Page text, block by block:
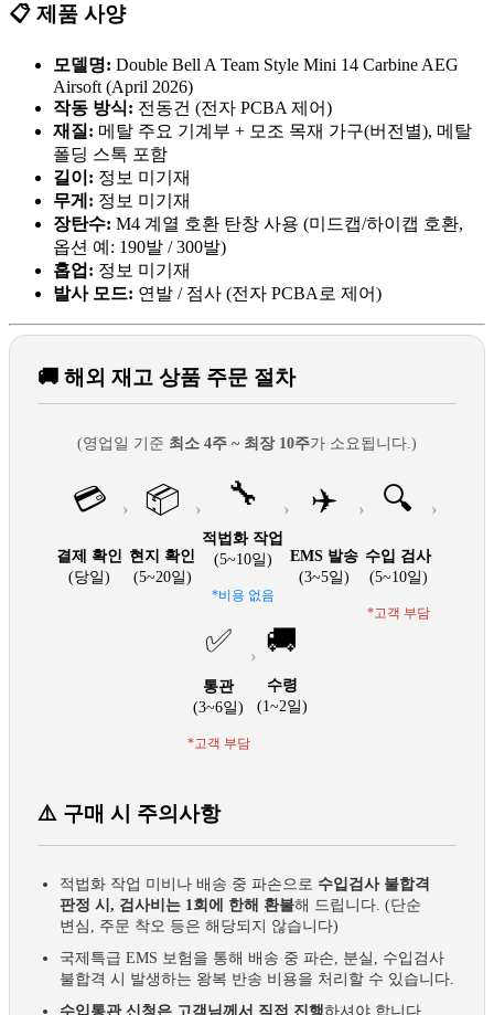
📋 제품 사양
모델명: Double Bell A Team Style Mini 14 Carbine AEG
Airsoft (April 2026)
작동 방식: 전동건 (전자 PCBA 제어)
재질: 메탈 주요 기계부 + 모조 목재 가구(버전별), 메탈
폴딩 스톡 포함
길이: 정보 미기재
무게: 정보 미기재
장탄수: M4 계열 호환 탄창 사용 (미드캡/하이캡 호환,
옵션 예: 190발 / 300발)
홉업: 정보 미기재
발사 모드: 연발 / 점사 (전자 PCBA로 제어)
🚚 해외 재고 상품 주문 절차
(영업일 기준 최소 4주 ~ 최장 10주가 소요됩니다.)
💳
결제 확인
(당일)
› 📦
현지 확인
(5~20일)
› 🔧
적법화 작업
(5~10일)
*비용 없음
› ✈️
EMS 발송
(3~5일)
› 🔍
수입 검사
(5~10일)
*고객 부담
›
✅
통관
(3~6일)
*고객 부담
› 🚚
수령
(1~2일)
⚠️ 구매 시 주의사항
적법화 작업 미비나 배송 중 파손으로 수입검사 불합격
판정 시, 검사비는 1회에 한해 환불해 드립니다. (단순
변심, 주문 착오 등은 해당되지 않습니다)
국제특급 EMS 보험을 통해 배송 중 파손, 분실, 수입검사
불합격 시 발생하는 왕복 반송 비용을 처리할 수 있습니다.
수입통관 신청은 고객님께서 직접 진행하셔야 합니다.